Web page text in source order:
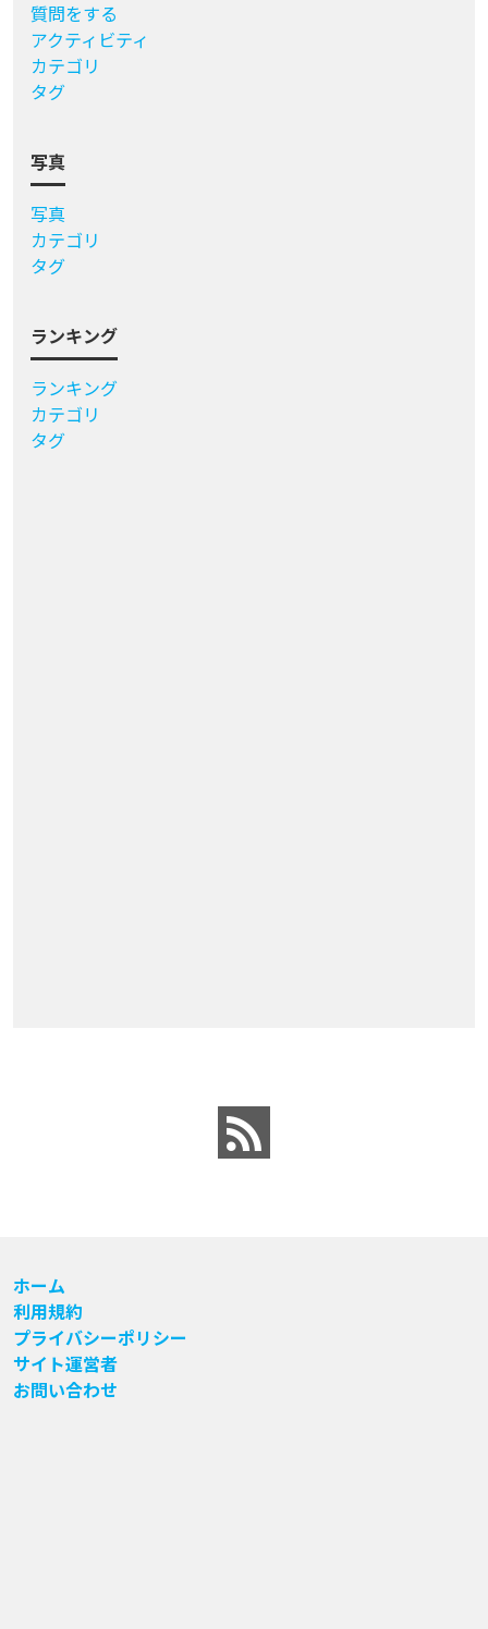
質問をする
アクティビティ
カテゴリ
タグ
写真
写真
カテゴリ
タグ
ランキング
ランキング
カテゴリ
タグ
ホーム
利用規約
プライバシーポリシー
サイト運営者
お問い合わせ